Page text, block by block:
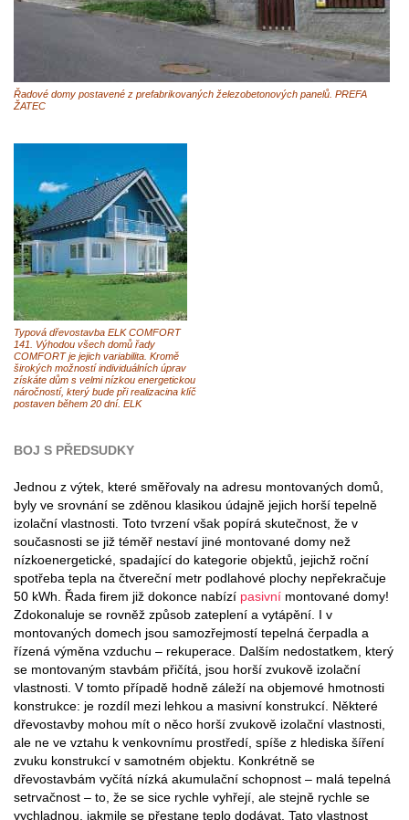
Řadové domy postavené z prefabrikovaných železobetonových panelů. PREFA
ŽATEC
Typová dřevostavba ELK COMFORT
141. Výhodou všech domů řady
COMFORT je jejich variabilita. Kromě
širokých možností individuálních úprav
získáte dům s velmi nízkou energetickou
náročností, který bude při realizacina klíč
postaven během 20 dní. ELK
BOJ S PŘEDSUDKY
Jednou z výtek, které směřovaly na adresu montovaných domů,
byly ve srovnání se zděnou klasikou údajně jejich horší tepelně
izolační vlastnosti. Toto tvrzení však popírá skutečnost, že v
současnosti se již téměř nestaví jiné montované domy než
nízkoenergetické, spadající do kategorie objektů, jejichž roční
spotřeba tepla na čtvereční metr podlahové plochy nepřekračuje
50 kWh. Řada firem již dokonce nabízí pasivní montované domy!
Zdokonaluje se rovněž způsob zateplení a vytápění. I v
montovaných domech jsou samozřejmostí tepelná čerpadla a
řízená výměna vzduchu – rekuperace. Dalším nedostatkem, který
se montovaným stavbám přičítá, jsou horší zvukově izolační
vlastnosti. V tomto případě hodně záleží na objemové hmotnosti
konstrukce: je rozdíl mezi lehkou a masivní konstrukcí. Některé
dřevostavby mohou mít o něco horší zvukově izolační vlastnosti,
ale ne ve vztahu k venkovnímu prostředí, spíše z hlediska šíření
zvuku konstrukcí v samotném objektu. Konkrétně se
dřevostavbám vyčítá nízká akumulační schopnost – malá tepelná
setrvačnost – to, že se sice rychle vyhřejí, ale stejně rychle se
vychladnou, jakmile se přestane teplo dodávat. Tato vlastnost